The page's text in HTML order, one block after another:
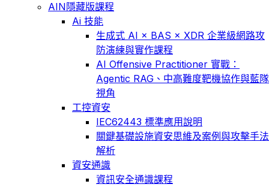
AIN隱藏版課程
Ai 技能
生成式 AI × BAS × XDR 企業級網路攻
防演練與實作課程
AI Offensive Practitioner 實戰：
Agentic RAG、中高難度靶機協作與藍隊
視角
工控資安
IEC62443 標準應用說明
關鍵基礎設施資安思維及案例與攻擊手法
解析
資安通識
資訊安全通識課程